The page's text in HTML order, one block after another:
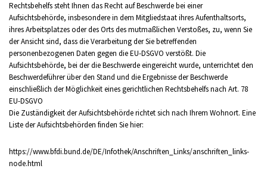
Rechtsbehelfs steht Ihnen das Recht auf Beschwerde bei einer
Aufsichtsbehörde, insbesondere in dem Mitgliedstaat ihres Aufenthaltsorts,
ihres Arbeitsplatzes oder des Orts des mutmaßlichen Verstoßes, zu, wenn Sie
der Ansicht sind, dass die Verarbeitung der Sie betreffenden
personenbezogenen Daten gegen die EU-DSGVO verstößt. Die
Aufsichtsbehörde, bei der die Beschwerde eingereicht wurde, unterrichtet den
Beschwerdeführer über den Stand und die Ergebnisse der Beschwerde
einschließlich der Möglichkeit eines gerichtlichen Rechtsbehelfs nach Art. 78
EU-DSGVO
Die Zuständigkeit der Aufsichtsbehörde richtet sich nach Ihrem Wohnort. Eine
Liste der Aufsichtsbehörden finden Sie hier:
https://www.bfdi.bund.de/DE/Infothek/Anschriften_Links/anschriften_links-
node.html